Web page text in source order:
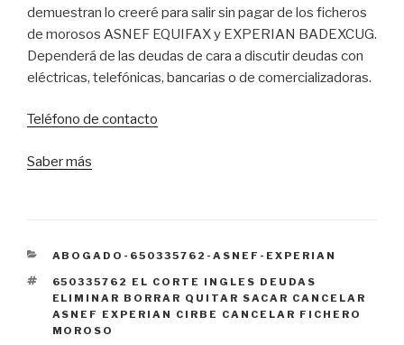
demuestran lo creeré para salir sin pagar de los ficheros
de morosos ASNEF EQUIFAX y EXPERIAN BADEXCUG.
Dependerá de las deudas de cara a discutir deudas con
eléctricas, telefónicas, bancarias o de comercializadoras.
Teléfono de contacto
Saber más
CATEGORÍAS
ABOGADO-650335762-ASNEF-EXPERIAN
ETIQUETAS
650335762 EL CORTE INGLES DEUDAS
ELIMINAR BORRAR QUITAR SACAR CANCELAR
ASNEF EXPERIAN CIRBE CANCELAR FICHERO
MOROSO